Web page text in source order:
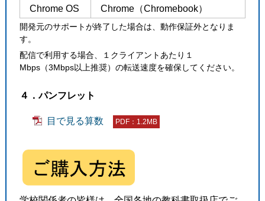
Chrome OS
Chrome（Chromebook）
開発元のサポートが終了した場合は、動作保証外となりま
す。
配信で利用する場合、１クライアントあたり１
Mbps（3Mbps以上推奨）の転送速度を確保してください。
４．パンフレット
目で見る算数 PDF：1.2MB